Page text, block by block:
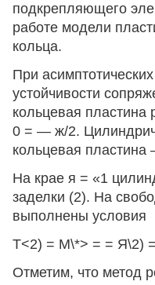
подкрепляющего
работе модели
кольца.
При
устойчивости
кольцевая пластина
0 = — ж/2.
кольцевая
На крае я = «1
заделки (2). На
выполнены условия
Т<2) = М\*> = = Я\2)
Отметим, что метод